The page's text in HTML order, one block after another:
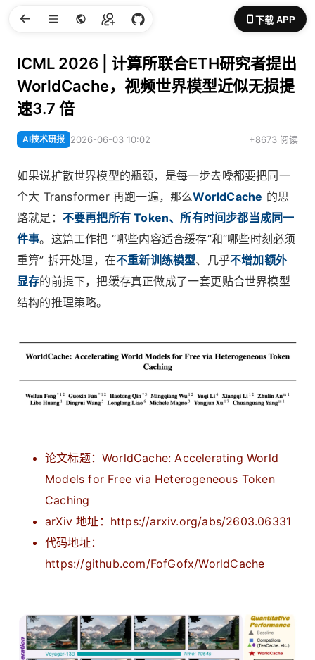
下载 APP
ICML 2026 | 计算所联合ETH研究者提出
WorldCache，视频世界模型近似无损提
速3.7 倍
AI技术研报 2026-06-03 10:02 +8673 阅读
如果说扩散世界模型的瓶颈，是每一步去噪都要把同一
个大 Transformer 再跑一遍，那么WorldCache 的思
路就是： 不要再把所有 Token、所有时间步都当成同一
件事。这篇工作把 “哪些内容适合缓存”和“哪些时刻必须
重算” 拆开处理，在不重新训练模型、几乎不增加额外
显存的前提下，把缓存真正做成了一套更贴合世界模型
结构的推理策略。
论文标题： WorldCache: Accelerating World
Models for Free via Heterogeneous Token
Caching
arXiv 地址：https://arxiv.org/abs/2603.06331
代码地址：
https://github.com/FofGofx/WorldCache